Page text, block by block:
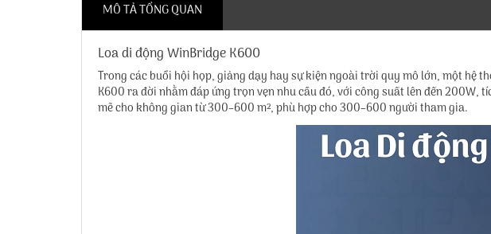
MÔ TẢ TỔNG QUAN
Loa di động WinBridge K600
Trong các buổi hội họp, giảng dạy hay sự kiện ngoài trời quy mô lớn, một hệ
K600 ra đời nhằm đáp ứng trọn vẹn nhu cầu đó, với công suất lên đến
mẽ cho không gian từ 300–600 m², phù hợp cho 300–600 người tham gia.